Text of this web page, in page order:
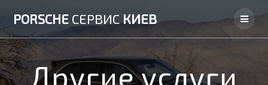
to
content
PORSCHE СЕРВИСКИЕВ
Другие услуги